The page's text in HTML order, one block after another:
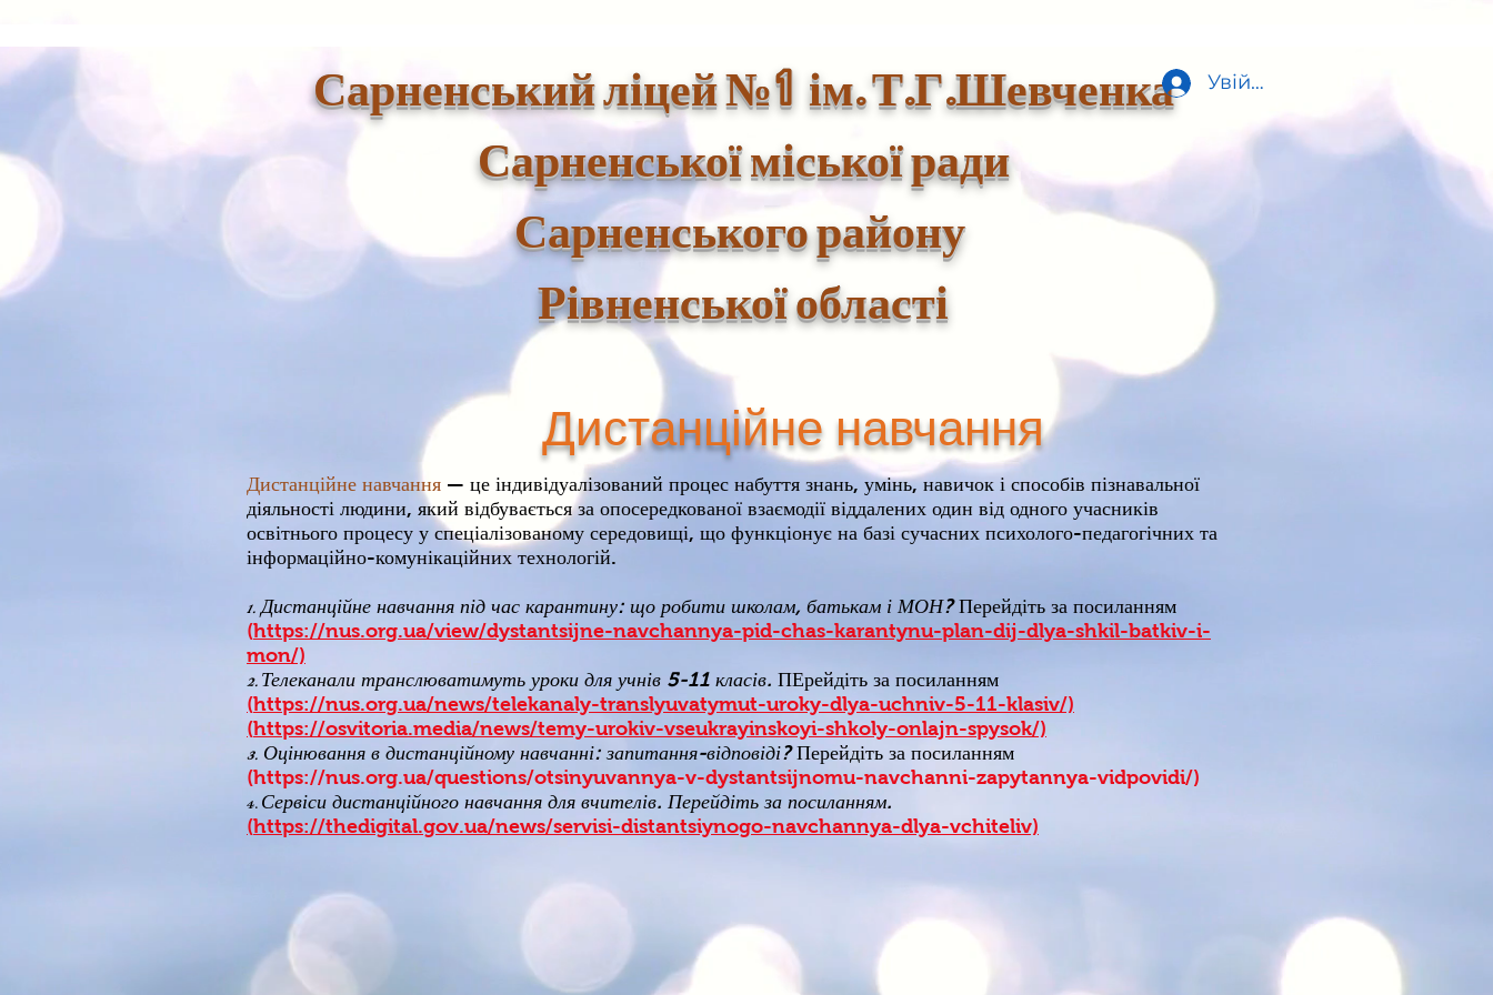
Сарненський ліцей №1ім. Т.Г.Шевченка
Сарненської міської ради
Сарненського району
Рівненської області
Увійти
Дистанційне навчання
Дистанційне навчання — це індивідуалізований процес набуття знань, умінь, навичок і способів пізнавальної
діяльності людини, який відбувається за опосередкованої взаємодії віддалених один від одного учасників
освітнього процесу у спеціалізованому середовищі, що функціонує на базі сучасних психолого-педагогічних та
інформаційно-комунікаційних технологій.
1. Дистанційне навчання під час карантину: що робити школам, батькам і МОН?Перейдіть за посиланням
(https://nus.org.ua/view/dystantsijne-navchannya-pid-chas-karantynu-plan-dij-dlya-shkil-batkiv-i-
mon/)
2. Телеканали транслюватимуть уроки для учнів 5-11 класів. ПЕрейдіть за посиланням
(https://nus.org.ua/news/telekanaly-translyuvatymut-uroky-dlya-uchniv-5-11-klasiv/)
(https://osvitoria.media/news/temy-urokiv-vseukrayinskoyi-shkoly-onlajn-spysok/)
3. Оцінювання в дистанційному навчанні: запитання-відповіді?Перейдіть за посиланням
(https://nus.org.ua/questions/otsinyuvannya-v-dystantsijnomu-navchanni-zapytannya-vidpovidi/)
4. Сервіси дистанційного навчання для вчителів. Перейдіть за посиланням.
(https://thedigital.gov.ua/news/servisi-distantsiynogo-navchannya-dlya-vchiteliv)